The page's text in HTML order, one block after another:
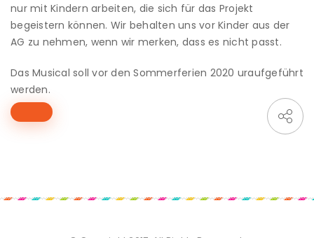
nur mit Kindern arbeiten, die sich für das Projekt
begeistern können. Wir behalten uns vor Kinder aus der
AG zu nehmen, wenn wir merken, dass es nicht passt.
Das Musical soll vor den Sommerferien 2020 uraufgeführt
werden.